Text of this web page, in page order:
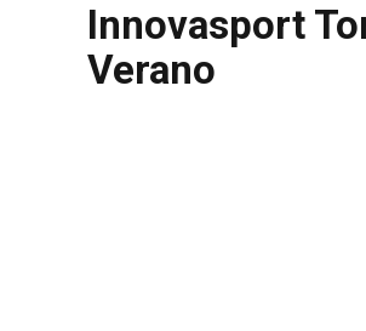
Innovasport
Verano